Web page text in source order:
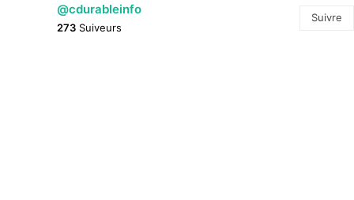
@cdurableinfo
273 Suiveurs
Suivre